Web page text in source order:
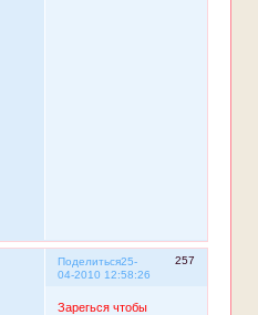
Поделиться 257
25-
04-2010 12:58:26
Зарегься чтобы